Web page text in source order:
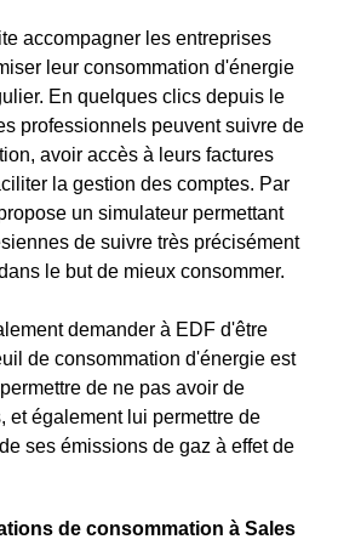
accompagner les entreprises
leur consommation d'énergie
En quelques clics depuis le
professionnels peuvent suivre de
avoir accès à leurs factures
la gestion des comptes. Par
un simulateur permettant
de suivre très précisément
le but de mieux consommer.
demander à EDF d'être
de consommation d'énergie est
de ne pas avoir de
et également lui permettre de
ses émissions de gaz à effet de
de consommation à Sales